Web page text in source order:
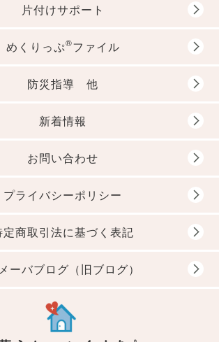
片付けサポート
めくりっぷ®ファイル
防災指導 他
新着情報
お問い合わせ
プライバシーポリシー
定商取引法に基づく表記
ーバブログ（旧ブログ）